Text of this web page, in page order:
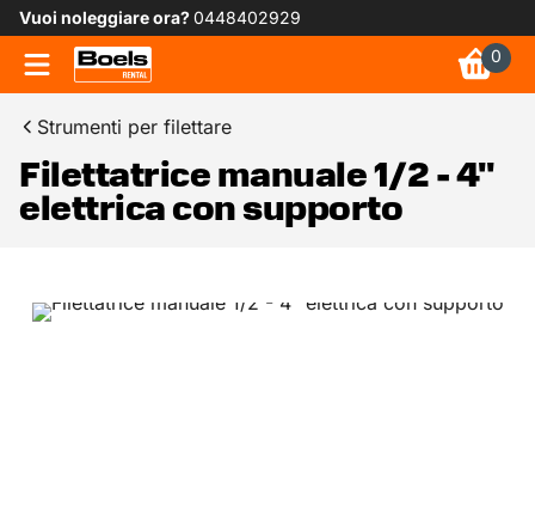
Vuoi noleggiare ora?0448402929
0
Strumenti per filettare
Filettatrice manuale 1/2 - 4"
elettrica con supporto